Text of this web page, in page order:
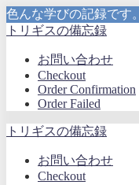
色んな学びの記録です。
トリギスの備忘録
お問い合わせ
Checkout
Order Confirmation
Order Failed
トリギスの備忘録
お問い合わせ
Checkout